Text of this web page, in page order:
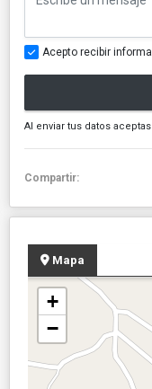
Acepto recibir
Al enviar tus datos
Compartir:
Mapa
+
−